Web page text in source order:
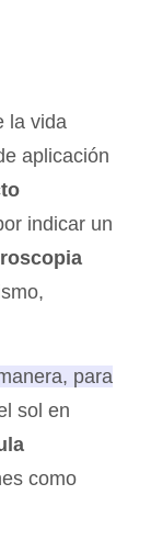
la vida
aplicación
indicar un
para
sol en
como